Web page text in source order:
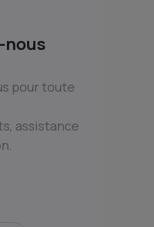
pour toute
assistance